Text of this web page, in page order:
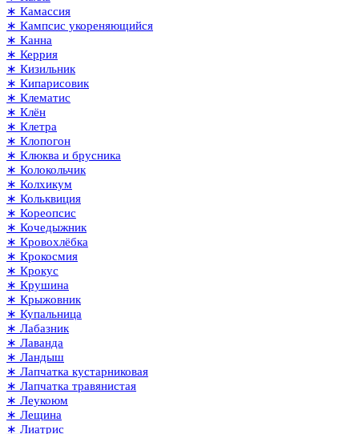
∗ Камассия
∗ Кампсис укореняющийся
∗ Канна
∗ Керрия
∗ Кизильник
∗ Кипарисовик
∗ Клематис
∗ Клён
∗ Клетра
∗ Клопогон
∗ Клюква и брусника
∗ Колокольчик
∗ Колхикум
∗ Кольквиция
∗ Кореопсис
∗ Кочедыжник
∗ Кровохлёбка
∗ Крокосмия
∗ Крокус
∗ Крушина
∗ Крыжовник
∗ Купальница
∗ Лабазник
∗ Лаванда
∗ Ландыш
∗ Лапчатка кустарниковая
∗ Лапчатка травянистая
∗ Леукоюм
∗ Лещина
∗ Лиатрис